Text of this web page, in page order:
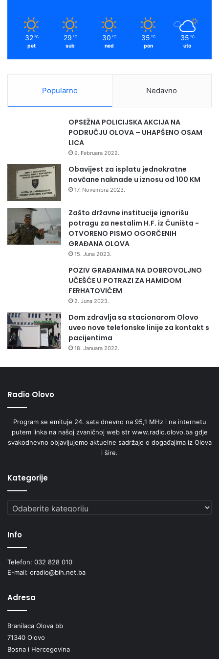
32 ℃
pet
29 ℃
sub
30 ℃
ned
35 ℃
pon
35 ℃
uto
Popularno Nedavno
OPSEŽNA POLICIJSKA AKCIJA NA
PODRUČJU OLOVA – UHAPŠENO OSAM
LICA
9. Februara 2022.
Obavijest za isplatu jednokratne
novčane naknade u iznosu od 100 KM
17. Novembra 2023.
Zašto državne institucije ignorišu
potragu za nestalim H.F. iz Čuništa -
OTVORENO PISMO OGORČENIH
GRAĐANA OLOVA
15. Juna 2023.
POZIV GRAĐANIMA NA DOBROVOLJNO
UČEŠĆE U POTRAZI ZA HAMIDOM
FERHATOVIĆEM
2. Juna 2023.
Dom zdravlja sa stacionarom Olovo
uveo nove telefonske linije za kontakt s
pacijentima
18. Januara 2022.
Radio Olovo
Program se emituje 24. sata dnevno na 95,1 MHz i na internetu
putem linka na našoj zvaničnoj web str www.radio.olovo.ba gdje
svakodnevno objavljujemo aktuelne sadržaje o događajima iz Olova
i šire.
Kategorije
Kategorije
Info
Telefon: 032 828 010
E-mail: oradio@bih.net.ba
Adresa
Branilaca Olova bb
71340 Olovo
Bosna i Hercegovina